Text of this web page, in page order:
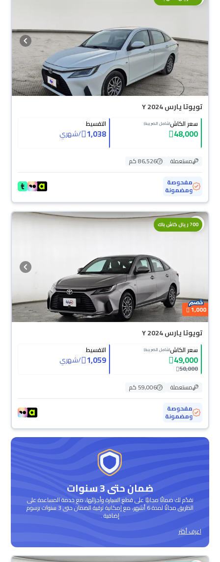
تويوتا يارس Y 2024
سعر الكاش(شامل الضريبة)
48,000
التقسيط
1,038
/شهري
مستعملة
86,526 كم
مفحوصة
ومضمونة
700 ريال كاش باك
1,000
تويوتا يارس Y 2024
سعر الكاش(شامل الضريبة)
49,000
50,000
التقسيط
1,059
/شهري
مستعملة
59,006 كم
مفحوصة
ومضمونة
ضمان حتى 3 سنوات
نقدّم لك ضمانًا مجانيًا على قطع السيارة وأجزائها، مع خدمة المساعدة على
الطريق مجانًا لمدة 6 أشهر، مع إمكانية ترقية الضمان حتى 3 سنوات برسوم
إضافية .
اعرف أكثر